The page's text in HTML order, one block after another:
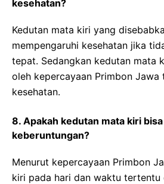
kesehatan?
Kedutan mata kiri yang
mempengaruhi kesehatan jika
tepat. Sedangkan kedutan mata
oleh kepercayaan Primbon Jawa
kesehatan.
8. Apakah kedutan mata kiri
keberuntungan?
Menurut kepercayaan Primbon
kiri pada hari dan waktu tertentu